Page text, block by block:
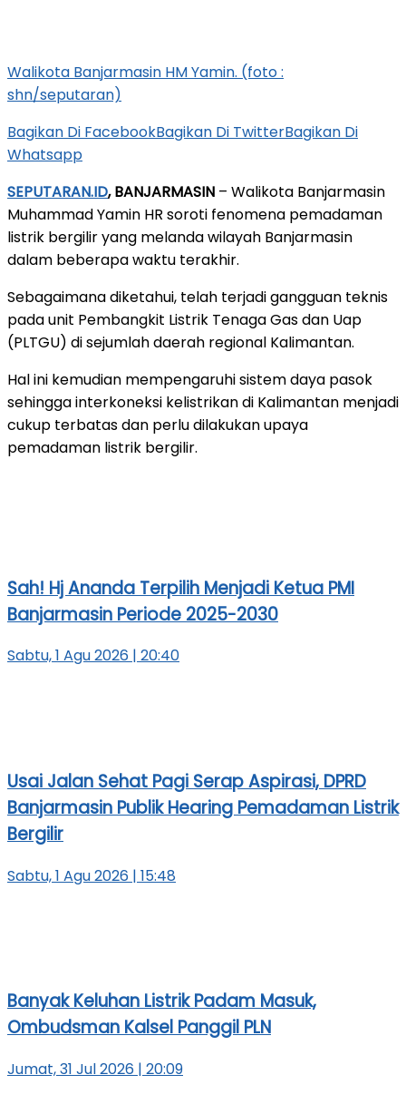
Walikota Banjarmasin HM Yamin. (foto :
shn/seputaran)
Bagikan Di FacebookBagikan Di TwitterBagikan Di
Whatsapp
SEPUTARAN.ID, BANJARMASIN – Walikota Banjarmasin
Muhammad Yamin HR soroti fenomena pemadaman
listrik bergilir yang melanda wilayah Banjarmasin
dalam beberapa waktu terakhir.
Sebagaimana diketahui, telah terjadi gangguan teknis
pada unit Pembangkit Listrik Tenaga Gas dan Uap
(PLTGU) di sejumlah daerah regional Kalimantan.
Hal ini kemudian mempengaruhi sistem daya pasok
sehingga interkoneksi kelistrikan di Kalimantan menjadi
cukup terbatas dan perlu dilakukan upaya
pemadaman listrik bergilir.
Sah! Hj Ananda Terpilih Menjadi Ketua PMI
Banjarmasin Periode 2025-2030
Sabtu, 1 Agu 2026 | 20:40
Usai Jalan Sehat Pagi Serap Aspirasi, DPRD
Banjarmasin Publik Hearing Pemadaman Listrik
Bergilir
Sabtu, 1 Agu 2026 | 15:48
Banyak Keluhan Listrik Padam Masuk,
Ombudsman Kalsel Panggil PLN
Jumat, 31 Jul 2026 | 20:09